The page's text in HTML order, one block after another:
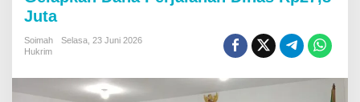
i
p
a
P
Juta
Soimah
Selasa, 23 Juni 2026
Hukrim